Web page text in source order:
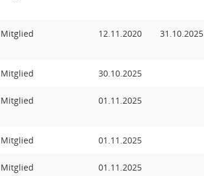
Mitglied 12.11.2020 31.10.2025
Mitglied 30.10.2025
Mitglied 01.11.2025
Mitglied 01.11.2025
Mitglied 01.11.2025